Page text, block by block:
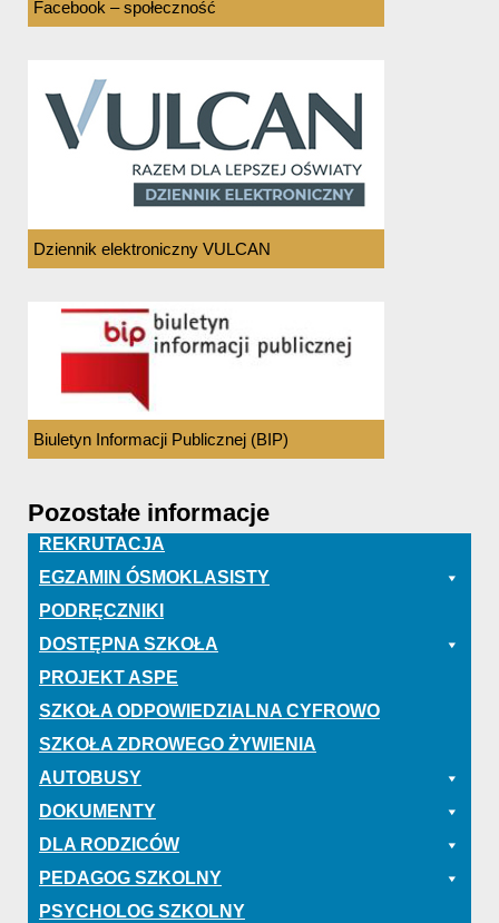
Facebook – społeczność
Dziennik elektroniczny VULCAN
Biuletyn Informacji Publicznej (BIP)
Pozostałe informacje
REKRUTACJA
EGZAMIN ÓSMOKLASISTY
PODRĘCZNIKI
DOSTĘPNA SZKOŁA
PROJEKT ASPE
SZKOŁA ODPOWIEDZIALNA CYFROWO
SZKOŁA ZDROWEGO ŻYWIENIA
AUTOBUSY
DOKUMENTY
DLA RODZICÓW
PEDAGOG SZKOLNY
PSYCHOLOG SZKOLNY